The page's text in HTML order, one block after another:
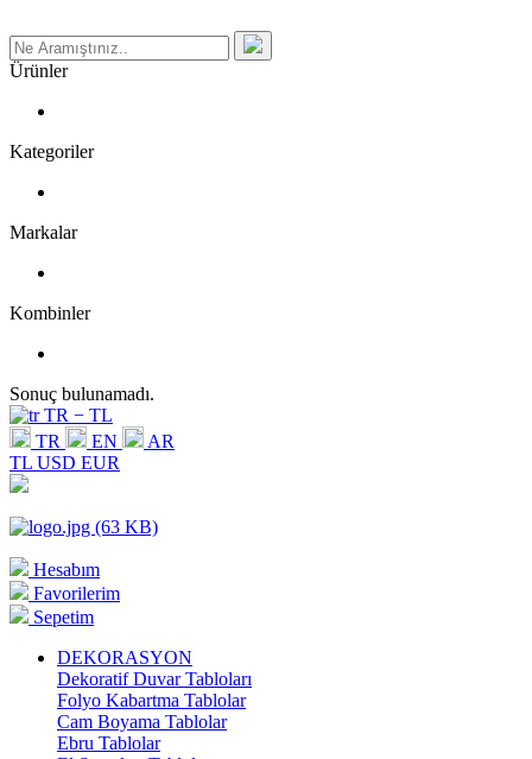
Ürünler
Kategoriler
Markalar
Kombinler
Sonuç bulunamadı.
TR − TL
TR
EN
AR
TL USD EUR
Hesabım
Favorilerim
Sepetim
DEKORASYON
Dekoratif Duvar Tabloları
Folyo Kabartma Tablolar
Cam Boyama Tablolar
Ebru Tablolar